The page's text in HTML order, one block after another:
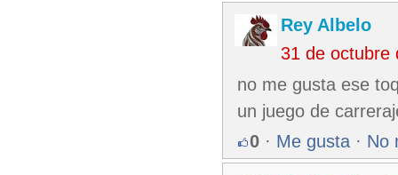
Rey Albelo
31 de octubre
no me gusta ese
un juego de
0 · Me gusta · No